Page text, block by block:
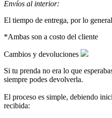
Envíos al interior:
El tiempo de entrega, por lo
*Ambas son a costo del cliente
Cambios y devoluciones
Si tu prenda no era lo que
siempre podes devolverla.
El proceso es simple, debiendo
recibida: